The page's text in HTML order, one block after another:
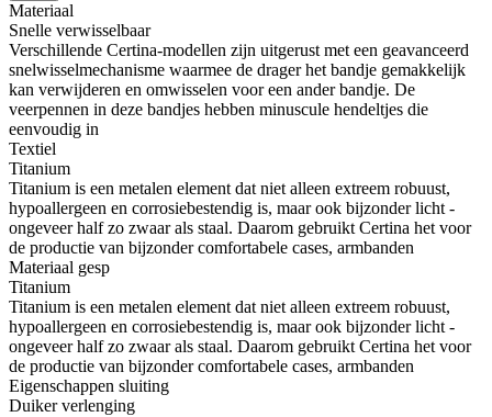
Materiaal
Snelle verwisselbaar
Verschillende Certina-modellen zijn uitgerust met een geavanceerd
snelwisselmechanisme waarmee de drager het bandje gemakkelijk
kan verwijderen en omwisselen voor een ander bandje. De
veerpennen in deze bandjes hebben minuscule hendeltjes die
eenvoudig in
Textiel
Titanium
Titanium is een metalen element dat niet alleen extreem robuust,
hypoallergeen en corrosiebestendig is, maar ook bijzonder licht -
ongeveer half zo zwaar als staal. Daarom gebruikt Certina het voor
de productie van bijzonder comfortabele cases, armbanden
Materiaal gesp
Titanium
Titanium is een metalen element dat niet alleen extreem robuust,
hypoallergeen en corrosiebestendig is, maar ook bijzonder licht -
ongeveer half zo zwaar als staal. Daarom gebruikt Certina het voor
de productie van bijzonder comfortabele cases, armbanden
Eigenschappen sluiting
Duiker verlenging